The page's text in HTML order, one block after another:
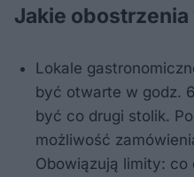
Jakie obostrzenia
Lokale
być otwarte w godz.
być co drugi stolik.
możliwość
Obowiązują limity: co